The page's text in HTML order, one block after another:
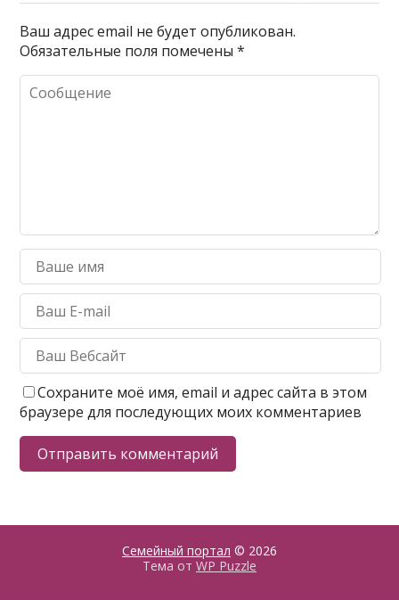
Ваш адрес email не будет опубликован.
Обязательные поля помечены*
Сохраните моё имя, email и адрес сайта в этом
браузере для последующих моих комментариев
Семейный портал © 2026
Тема от WP Puzzle